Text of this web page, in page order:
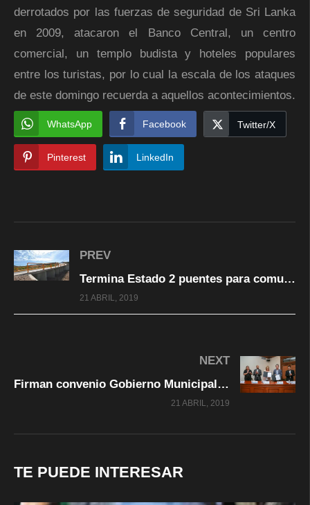
derrotados por las fuerzas de seguridad de Sri Lanka
en 2009, atacaron el Banco Central, un centro
comercial, un templo budista y hoteles populares
entre los turistas, por lo cual la escala de los ataques
de este domingo recuerda a aquellos acontecimientos.
WhatsApp Facebook Twitter/X
Pinterest LinkedIn
PREV
Termina Estado 2 puentes para comunicar a pobladores del Ejido Sierra Azul
21 ABRIL, 2019
NEXT
Firman convenio Gobierno Municipal y Gobierno del Estado en materia de impacto ambiental
21 ABRIL, 2019
TE PUEDE INTERESAR